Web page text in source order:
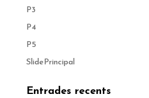
P3
P4
P5
SlidePrincipal
Entrades recents